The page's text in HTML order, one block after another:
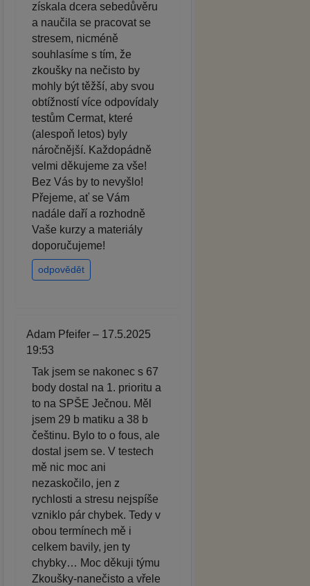
získala dcera sebedůvěru
a naučila se pracovat se
stresem, nicméně
souhlasíme s tím, že
zkoušky na nečisto by
mohly být těžší, aby svou
obtížností více odpovídaly
testům Cermat, které
(alespoň letos) byly
náročnější. Každopádně
velmi děkujeme za vše!
Bez Vás by to nevyšlo!
Přejeme, ať se Vám
nadále daří a rozhodně
Vaše kurzy a materiály
doporučujeme!
odpovědět
Adam Pfeifer – 17.5.2025
19:53
Tak jsem se nakonec s 67
body dostal na 1. prioritu a
to na SPŠE Ječnou. Měl
jsem 29 b matiku a 38 b
češtinu. Bylo to o fous, ale
dostal jsem se. V testech
mě nic moc ani
nezaskočilo, jen z
rychlosti a stresu nejspíše
vzniklo pár chybek. Tedy v
obou termínech mě i
celkem bavily, jen ty
chybky… Moc děkuji týmu
Zkoušky-nanečisto a vřele